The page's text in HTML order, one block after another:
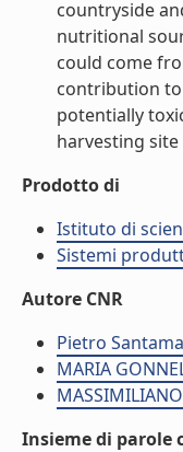
countryside
nutritional
could come
contribution to
potentially
harvesting
Prodotto di
Istituto di
Sistemi
Autore CNR
Pietro
MARIA
Insieme di parole